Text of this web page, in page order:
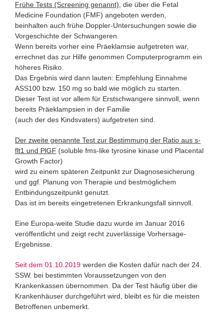
Frühe Tests (Screening genannt), die über die Fetal
Medicine Foundation (FMF) angeboten werden,
beinhalten auch frühe Doppler-Untersuchungen sowie die
Vorgeschichte der Schwangeren.
Wenn bereits vorher eine Präeklamsie aufgetreten war,
errechnet das zur Hilfe genommen Computerprogramm ein
höheres Risiko.
Das Ergebnis wird dann lauten: Empfehlung Einnahme
ASS100 bzw. 150 mg so bald wie möglich zu starten.
Dieser Test ist vor allem für Erstschwangere sinnvoll, wenn
bereits Präeklampsien in der Familie
(auch der des Kindsvaters) aufgetreten sind.
Der zweite genannte Test zur Bestimmung der Ratio aus s-
flt1 und PlGF (soluble fms-like tyrosine kinase und Placental
Growth Factor)
wird zu einem späteren Zeitpunkt zur Diagnosesicherung
und ggf. Planung von Therapie und bestmöglichem
Entbindungszeitpunkt genutzt.
Das ist im bereits eingetretenen Erkrankungsfall sinnvoll.
Eine Europa-weite Studie dazu wurde im Januar 2016
veröffentlicht und zeigt recht zuverlässige Vorhersage-
Ergebnisse.
Seit dem 01.10.2019 werden die Kosten dafür nach der 24.
SSW. bei bestimmten Voraussetzungen von den
Krankenkassen übernommen. Da der Test häufig über die
Krankenhäuser durchgeführt wird, bleibt es für die meisten
Betroffenen unbemerkt.